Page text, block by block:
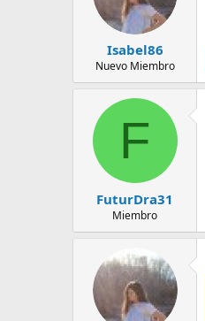
Isabel86
Nuevo Miembro
F
FuturDra31
Miembro